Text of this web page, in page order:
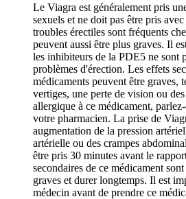
Le Viagra est généralement pris
sexuels et ne doit pas être pris
troubles érectiles sont fréquents
peuvent aussi être plus graves. Il
les inhibiteurs de la PDE5 ne sont
problèmes d'érection. Les effets
médicaments peuvent être graves,
vertiges, une perte de vision ou
allergique à ce médicament,
votre pharmacien. La prise de
augmentation de la pression
artérielle ou des crampes
être pris 30 minutes avant le
secondaires de ce médicament
graves et durer longtemps. Il est
médecin avant de prendre ce